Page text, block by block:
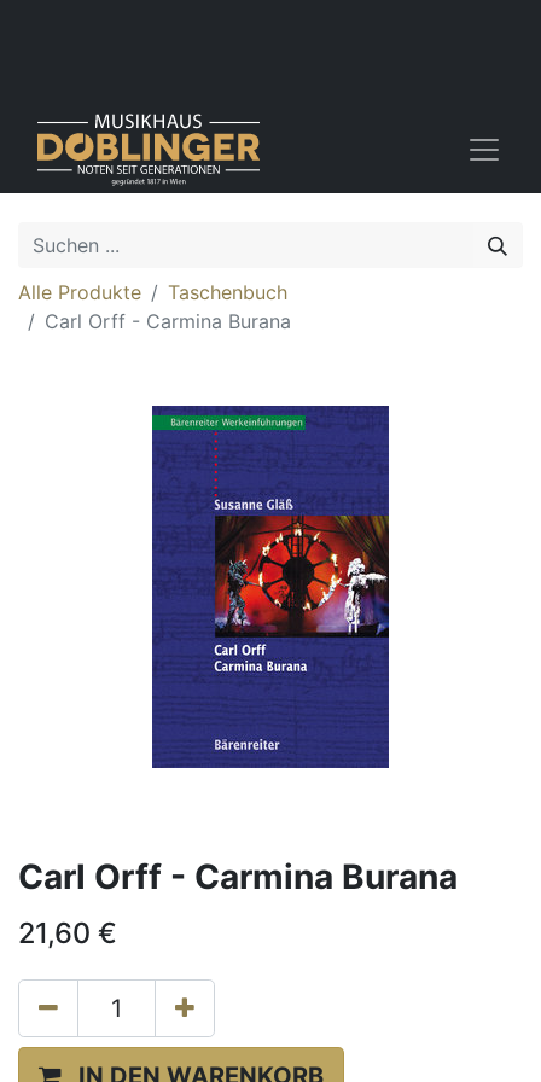
Alle Produkte
Taschenbuch
Carl Orff - Carmina Burana
Carl Orff - Carmina Burana
21,60 €
IN DEN WARENKORB